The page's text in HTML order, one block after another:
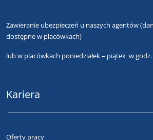
Zawieranie ubezpieczeń u naszych agentów
dostępne w placówkach)
lubw placówkach poniedziałek – piątek w godz.
Kariera
Oferty pracy